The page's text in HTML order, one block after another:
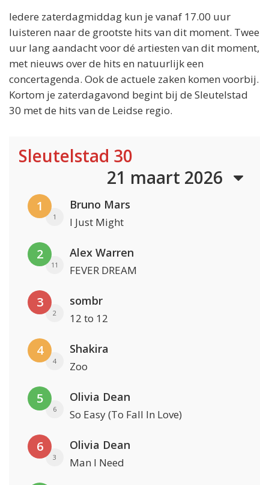
Iedere zaterdagmiddag kun je vanaf 17.00 uur
luisteren naar de grootste hits van dit moment. Twee
uur lang aandacht voor dé artiesten van dit moment,
met nieuws over de hits en natuurlijk een
concertagenda. Ook de actuele zaken komen voorbij.
Kortom je zaterdagavond begint bij de Sleutelstad
30 met de hits van de Leidse regio.
Sleutelstad 30
21 maart 2026
1
1
Bruno Mars
I Just Might
2
11
Alex Warren
FEVER DREAM
3
2
sombr
12 to 12
4
4
Shakira
Zoo
5
6
Olivia Dean
So Easy (To Fall In Love)
6
3
Olivia Dean
Man I Need